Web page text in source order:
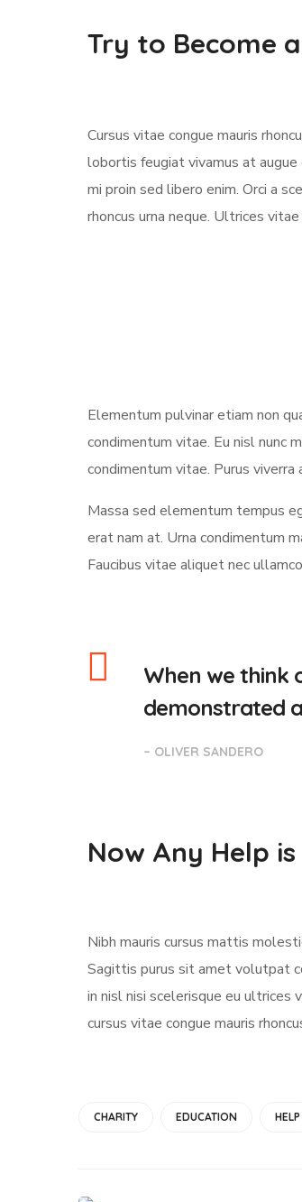
Try to Become
Cursus vitae congue mauris
lobortis feugiat vivamus at
mi proin sed libero enim. Orci a
rhoncus urna neque. Ultrices
Elementum pulvinar etiam non
condimentum vitae. Eu nisl nunc
condimentum vitae. Purus viverra
Massa sed elementum tempus
erat nam at. Urna condimentum
Faucibus vitae aliquet nec
When we think
demonstrated
– OLIVER SANDERO
Now Any Help
Nibh mauris cursus mattis
Sagittis purus sit amet volutpat
in nisl nisi scelerisque eu ultrices
cursus vitae congue mauris
CHARITY EDUCATION HELP